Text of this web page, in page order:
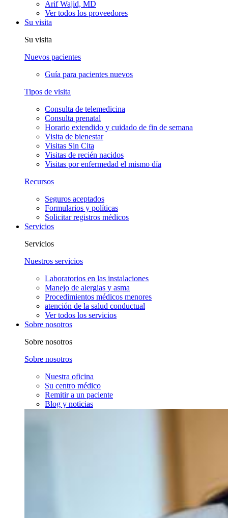
Arif Wajid, MD
Ver todos los proveedores
Su visita
Su visita
Nuevos pacientes
Guía para pacientes nuevos
Tipos de visita
Consulta de telemedicina
Consulta prenatal
Horario extendido y cuidado de fin de semana
Visita de bienestar
Visitas Sin Cita
Visitas de recién nacidos
Visitas por enfermedad el mismo día
Recursos
Seguros aceptados
Formularios y políticas
Solicitar registros médicos
Servicios
Servicios
Nuestros servicios
Laboratorios en las instalaciones
Manejo de alergias y asma
Procedimientos médicos menores
atención de la salud conductual
Ver todos los servicios
Sobre nosotros
Sobre nosotros
Sobre nosotros
Nuestra oficina
Su centro médico
Remitir a un paciente
Blog y noticias